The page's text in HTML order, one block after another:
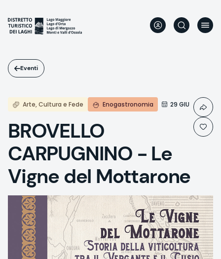
contenuto
principale
Eventi
Arte, Cultura e Fede Enogastronomia 29 GIU
BROVELLO
CARPUGNINO - Le
Vigne del Mottarone